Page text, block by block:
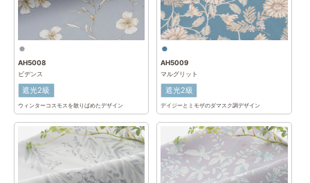
AH5008
ビデンス
遮光2級
ウィンターコスモスを散りばめたデザイン
AH5009
マルグリット
遮光2級
デイジーとミモザのダマスク調デザイン